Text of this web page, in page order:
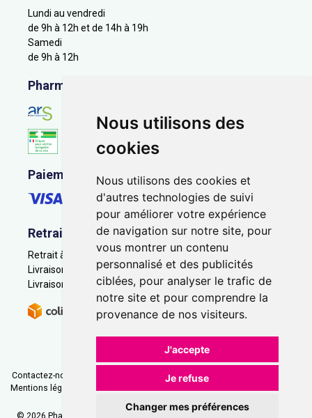
Nous utilisons des
cookies
Nous utilisons des cookies et
d'autres technologies de suivi
pour améliorer votre expérience
de navigation sur notre site, pour
vous montrer un contenu
personnalisé et des publicités
ciblées, pour analyser le trafic de
notre site et pour comprendre la
provenance de nos visiteurs.
J'accepte
Je refuse
Changer mes préférences
Lundi au vendredi
de 9h à 12h et de 14h à 19h
Samedi
de 9h à 12h
Pharmacie en ligne agréée
Paiement sécurisé
Retrait - Livraison
Retrait à la pharmacie - Click & Collect
Livraison en Point Relais
Livraison à domicile
Contactez-nous | Déclarer un effet indésirable
Mentions légales
Cookies
Préférences Cookies
© 2026 Pharmacie Saint-Jacques